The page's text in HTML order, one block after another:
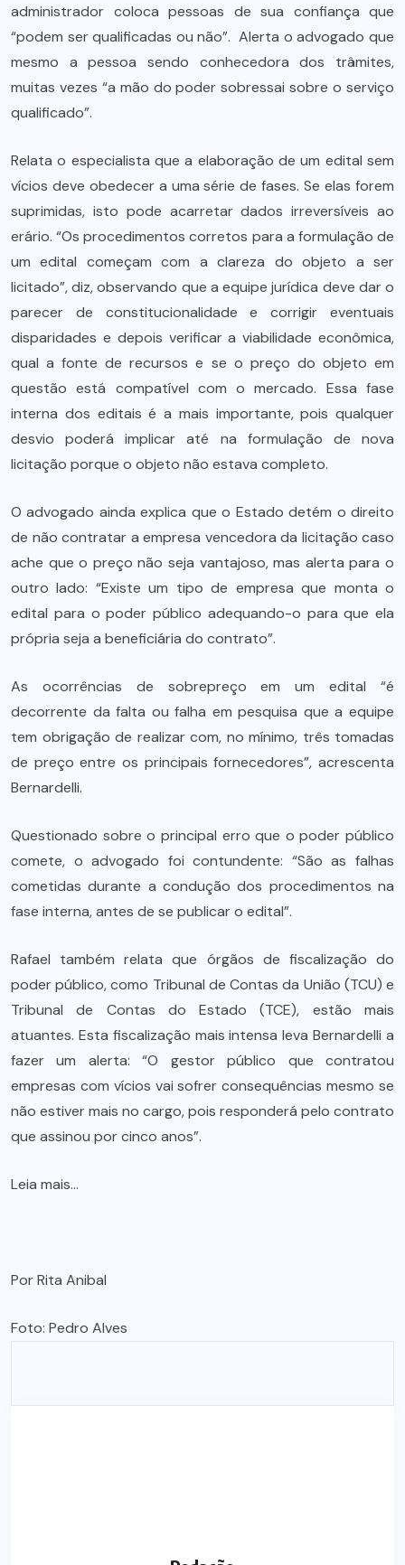
administrador coloca pessoas de sua confiança que
“podem ser qualificadas ou não”. Alerta o advogado que
mesmo a pessoa sendo conhecedora dos trâmites,
muitas vezes “a mão do poder sobressai sobre o serviço
qualificado”.
Relata o especialista que a elaboração de um edital sem
vícios deve obedecer a uma série de fases. Se elas forem
suprimidas, isto pode acarretar dados irreversíveis ao
erário. “Os procedimentos corretos para a formulação de
um edital começam com a clareza do objeto a ser
licitado”, diz, observando que a equipe jurídica deve dar o
parecer de constitucionalidade e corrigir eventuais
disparidades e depois verificar a viabilidade econômica,
qual a fonte de recursos e se o preço do objeto em
questão está compatível com o mercado. Essa fase
interna dos editais é a mais importante, pois qualquer
desvio poderá implicar até na formulação de nova
licitação porque o objeto não estava completo.
O advogado ainda explica que o Estado detém o direito
de não contratar a empresa vencedora da licitação caso
ache que o preço não seja vantajoso, mas alerta para o
outro lado: “Existe um tipo de empresa que monta o
edital para o poder público adequando-o para que ela
própria seja a beneficiária do contrato”.
As ocorrências de sobrepreço em um edital “é
decorrente da falta ou falha em pesquisa que a equipe
tem obrigação de realizar com, no mínimo, três tomadas
de preço entre os principais fornecedores”, acrescenta
Bernardelli.
Questionado sobre o principal erro que o poder público
comete, o advogado foi contundente: “São as falhas
cometidas durante a condução dos procedimentos na
fase interna, antes de se publicar o edital”.
Rafael também relata que órgãos de fiscalização do
poder público, como Tribunal de Contas da União (TCU) e
Tribunal de Contas do Estado (TCE), estão mais
atuantes. Esta fiscalização mais intensa leva Bernardelli a
fazer um alerta: “O gestor público que contratou
empresas com vícios vai sofrer consequências mesmo se
não estiver mais no cargo, pois responderá pelo contrato
que assinou por cinco anos”.
Leia mais…
Por Rita Anibal
Foto: Pedro Alves